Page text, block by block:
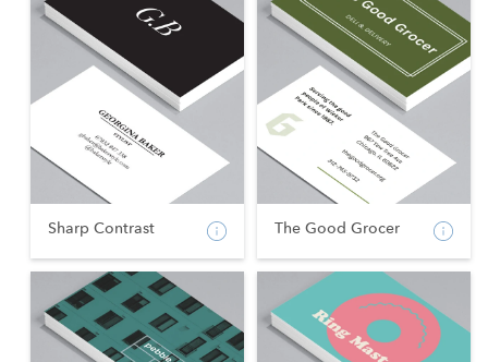
Sharp Contrast The Good Grocer